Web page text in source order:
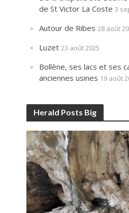
de St Victor La Coste 3
Autour de Ribes 28 août
Luzet 23 août 2025
Bollène, ses lacs et ses
anciennes usines 19 août
Herald Posts Big